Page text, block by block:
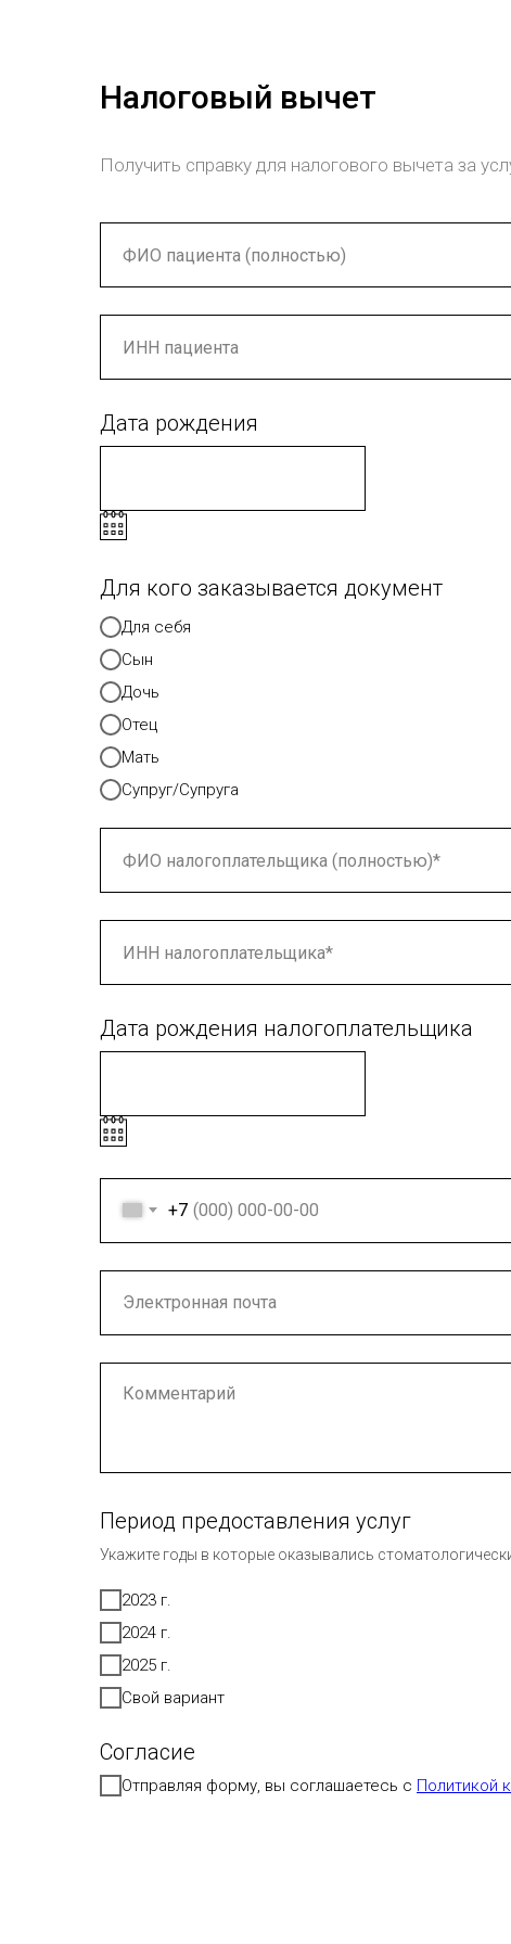
Налоговый вычет
Получить справку для налогового вычета за
Дата рождения
Для кого заказывается документ
Для себя
Сын
Дочь
Отец
Мать
Супруг/Супруга
Дата рождения налогоплательщика
+7
Период предоставления услуг
Укажите годы в которые оказывались
2023 г.
2024 г.
2025 г.
Свой вариант
Согласие
Отправляя форму, вы соглашаетесь с Политикой